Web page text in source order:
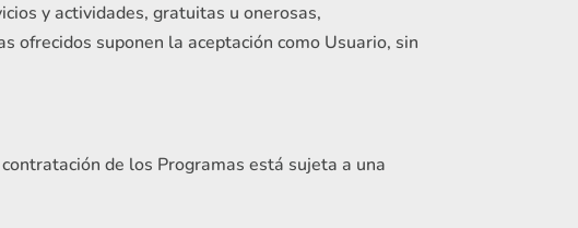
y actividades, gratuitas u onerosas,
ofrecidos suponen la aceptación como Usuario, sin
de los Programas está sujeta a una